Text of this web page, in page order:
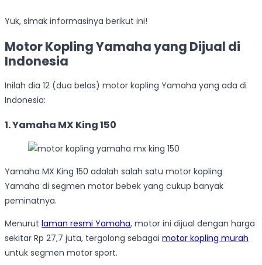
Yuk, simak informasinya berikut ini!
Motor Kopling Yamaha yang Dijual di
Indonesia
Inilah dia 12 (dua belas) motor kopling Yamaha yang ada di
Indonesia:
1. Yamaha MX King 150
Yamaha MX King 150 adalah salah satu motor kopling
Yamaha di segmen motor bebek yang cukup banyak
peminatnya.
Menurut laman resmi Yamaha, motor ini dijual dengan harga
sekitar Rp 27,7 juta, tergolong sebagai motor kopling murah
untuk segmen motor sport.